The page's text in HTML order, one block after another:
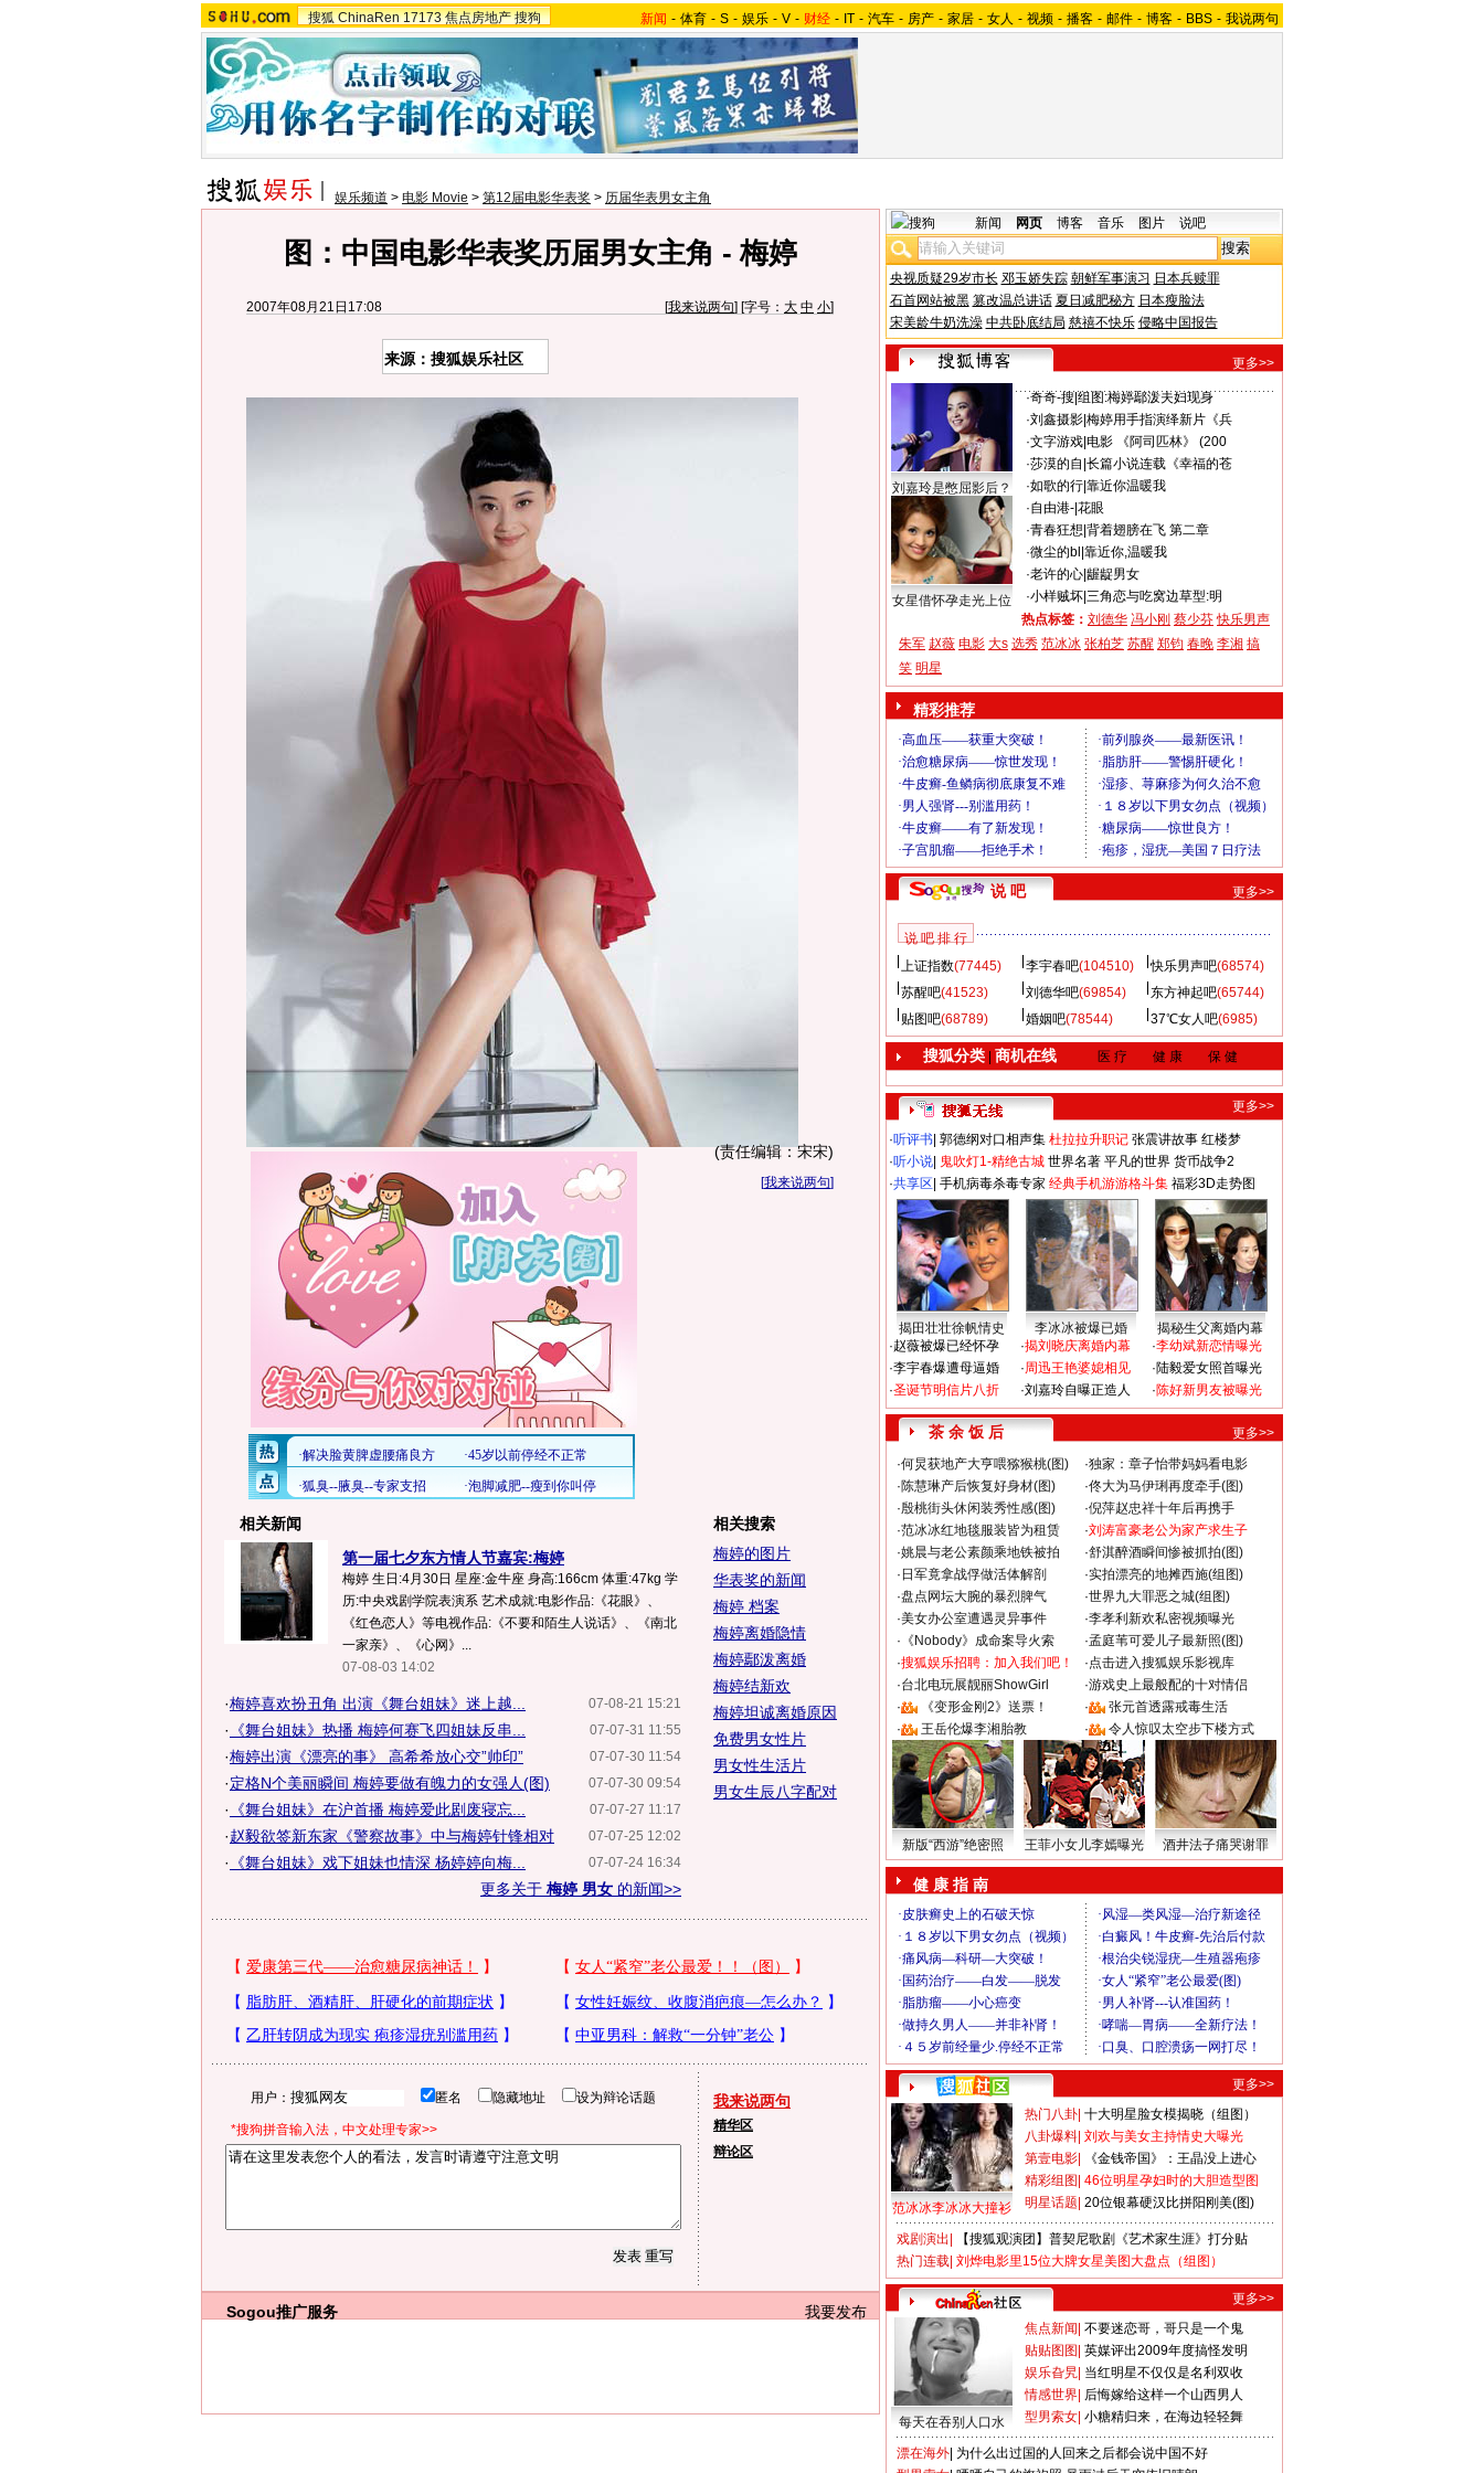
搜狐 ChinaRen 17173 焦点房地产 搜狗 新闻 - 体育 - S - 娱乐 - V - 财经 - IT - 汽车 - 房产 - 家居 - 女人 - 视频 - 播客 - 邮件 - 博客 - BBS - 我说两句
娱乐频道 > 电影 Movie > 第12届电影华表奖 > 历届华表男女主角
图：中国电影华表奖历届男女主角 - 梅婷
2007年08月21日17:08 [我来说两句] [字号： 大 中 小]
来源：搜狐娱乐社区
(责任编辑：宋宋)
[我来说两句]
相关新闻
第一届七夕东方情人节嘉宾:梅婷
梅婷 生日:4月30日 星座:金牛座 身高:166cm 体重:47kg 学
历:中央戏剧学院表演系 艺术成就:电影作品:《花眼》、
《红色恋人》等电视作品:《不要和陌生人说话》、《南北
一家亲》、《心网》...
07-08-03 14:02
07-08-21 15:21
·梅婷喜欢扮丑角 出演《舞台姐妹》迷上越...
07-07-31 11:55
· 《舞台姐妹》热播 梅婷何赛飞四姐妹反串...
07-07-30 11:54
·梅婷出演《漂亮的事》 高希希放心交”帅印”
07-07-30 09:54
·定格N个美丽瞬间 梅婷要做有魄力的女强人(图)
07-07-27 11:17
· 《舞台姐妹》在沪首播 梅婷爱此剧废寝忘...
07-07-25 12:02
·赵毅欲签新东家《警察故事》中与梅婷针锋相对
07-07-24 16:34
·
《舞台姐妹》戏下姐妹也情深 杨婷婷向梅...
更多关于 梅婷 男女 的新闻>>
相关搜索
梅婷的图片
华表奖的新闻
梅婷 档案
梅婷离婚隐情
梅婷鄢泼离婚
梅婷结新欢
梅婷坦诚离婚原因
免费男女性片
男女性生活片
男女生辰八字配对
用户： 匿名 隐藏地址 设为辩论话题
*搜狗拼音输入法，中文处理专家>>
我来说两句
精华区
辩论区
我要发布
Sogou推广服务
新闻 网页 博客 音乐 图片 说吧
央视质疑29岁市长 邓玉娇失踪 朝鲜军事演习 日本兵赎罪
石首网站被黑 篡改温总讲话 夏日减肥秘方 日本瘦脸法
宋美龄牛奶洗澡 中共卧底结局 慈禧不快乐 侵略中国报告
更多>>
刘嘉玲是憋屈影后？
女星借怀孕走光上位
·奇奇-搜 组图:梅婷鄢泼夫妇现身
·刘鑫摄影| 梅婷用手指演绎新片《兵
·文字游戏| 电影 《阿司匹林》 (200
·莎漠的自 长篇小说连载《幸福的苍
·如歌的行| 靠近你温暖我
·自由港-| 花眼
·青春狂想 背着翅膀在飞 第二章
·微尘的bl 靠近你,温暖我
·老许的心| 龌龊男女
·小样贼坏| 三角恋与吃窝边草型:明
热点标签： 刘德华 冯小刚 蔡少芬 快乐男声
朱军 赵薇 电影 大s 选秀 范冰冰 张柏芝 苏醒 郑钧 春晚 李湘 搞
笑 明星
精彩推荐
说 吧 更多>>
说 吧 排 行
上证指数(77445) 李宇春吧(104510) 快乐男声吧(68574)
苏醒吧(41523) 刘德华吧(69854) 东方神起吧(65744)
贴图吧(68789) 婚姻吧(78544) 37℃女人吧(6985)
搜狐分类| 商机在线 医 疗 健 康 保 健
更多>>
·听评书 郭德纲对口相声集 杜拉拉升职记 张震讲故事 红楼梦
·听小说 鬼吹灯1-精绝古城 世界名著 平凡的世界 货币战争2
·共享区 手机病毒杀毒专家 经典手机游游格斗集 福彩3D走势图
揭田壮壮徐帆情史 李冰冰被爆已婚
揭秘生父离婚内幕
·赵薇被爆已经怀孕
·李宇春爆遭母逼婚
·圣诞节明信片八折
·揭刘晓庆离婚内幕
·周迅王艳婆媳相见
·刘嘉玲自曝正造人
·李幼斌新恋情曝光
·陆毅爱女照首曝光
·陈好新男友被曝光
茶 余 饭 后
更多>>
·何炅获地产大亨喂猕猴桃(图) ·独家：章子怡带妈妈看电影
·陈慧琳产后恢复好身材(图) ·佟大为马伊琍再度牵手(图)
·殷桃街头休闲装秀性感(图) ·倪萍赵忠祥十年后再携手
·范冰冰红地毯服装皆为租赁 ·刘涛富豪老公为家产求生子
·姚晨与老公素颜乘地铁被拍 ·舒淇醉酒瞬间惨被抓拍(图)
· 日军竟拿战俘做活体解剖 ·实拍漂亮的地摊西施(组图)
·盘点网坛大腕的暴烈脾气 ·世界九大罪恶之城(组图)
·美女办公室遭遇灵异事件 ·李孝利新欢私密视频曝光
· 《Nobody》成命案导火索 ·孟庭苇可爱儿子最新照(图)
·搜狐娱乐招聘：加入我们吧！ ·点击进入搜狐娱乐影视库
·台北电玩展靓丽ShowGirl ·游戏史上最般配的十对情侣
·
《变形金刚2》送票！ ·
张元首透露戒毒生活
·
王岳伦爆李湘胎教 · 令人惊叹太空步下楼方式
新版“西游”绝密照 王菲小女儿李嫣曝光 酒井法子痛哭谢罪
健 康 指 南
更多>>
范冰冰李冰冰大撞衫
热门八卦 十大明星脸女模揭晓（组图）
八卦爆料 刘欢与美女主持情史大曝光
第壹电影
《金钱帝国》：王晶没上进心
精彩组图 46位明星孕妇时的大胆造型图
明星话题 20位银幕硬汉比拼阳刚美(图)
戏剧演出
【搜狐观演团】普契尼歌剧《艺术家生涯》打分贴
热门连载 刘烨电影里15位大牌女星美图大盘点（组图）
更多>>
每天在吞别人口水
焦点新闻 不要迷恋哥，哥只是一个鬼
贴贴图图 英媒评出2009年度搞怪发明
娱乐旮旯 当红明星不仅仅是名利双收
情感世界 后悔嫁给这样一个山西男人
型男索女 小糖精归来，在海边轻轻舞
漂在海外 为什么出过国的人回来之后都会说中国不好